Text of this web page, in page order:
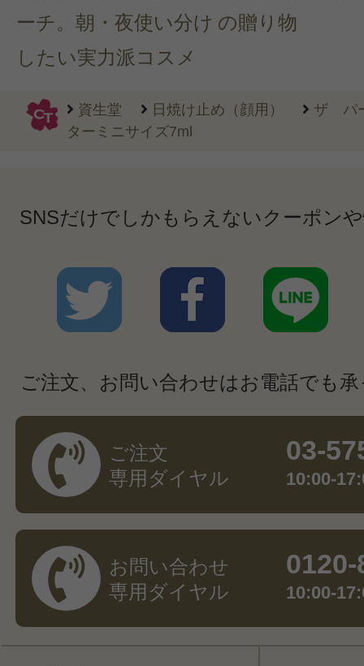
ーチ。朝・夜使い分け
したい実力派コスメ
の贈り物
資生堂 日焼け止め（顔用）
ザ パ
ターミニサイズ7ml
SNSだけでしかもらえないクーポン
ご注文、お問い合わせはお電話でも
ご注文
専用ダイヤル
03-
10:00-
お問い合わせ
専用ダイヤル
10:00-